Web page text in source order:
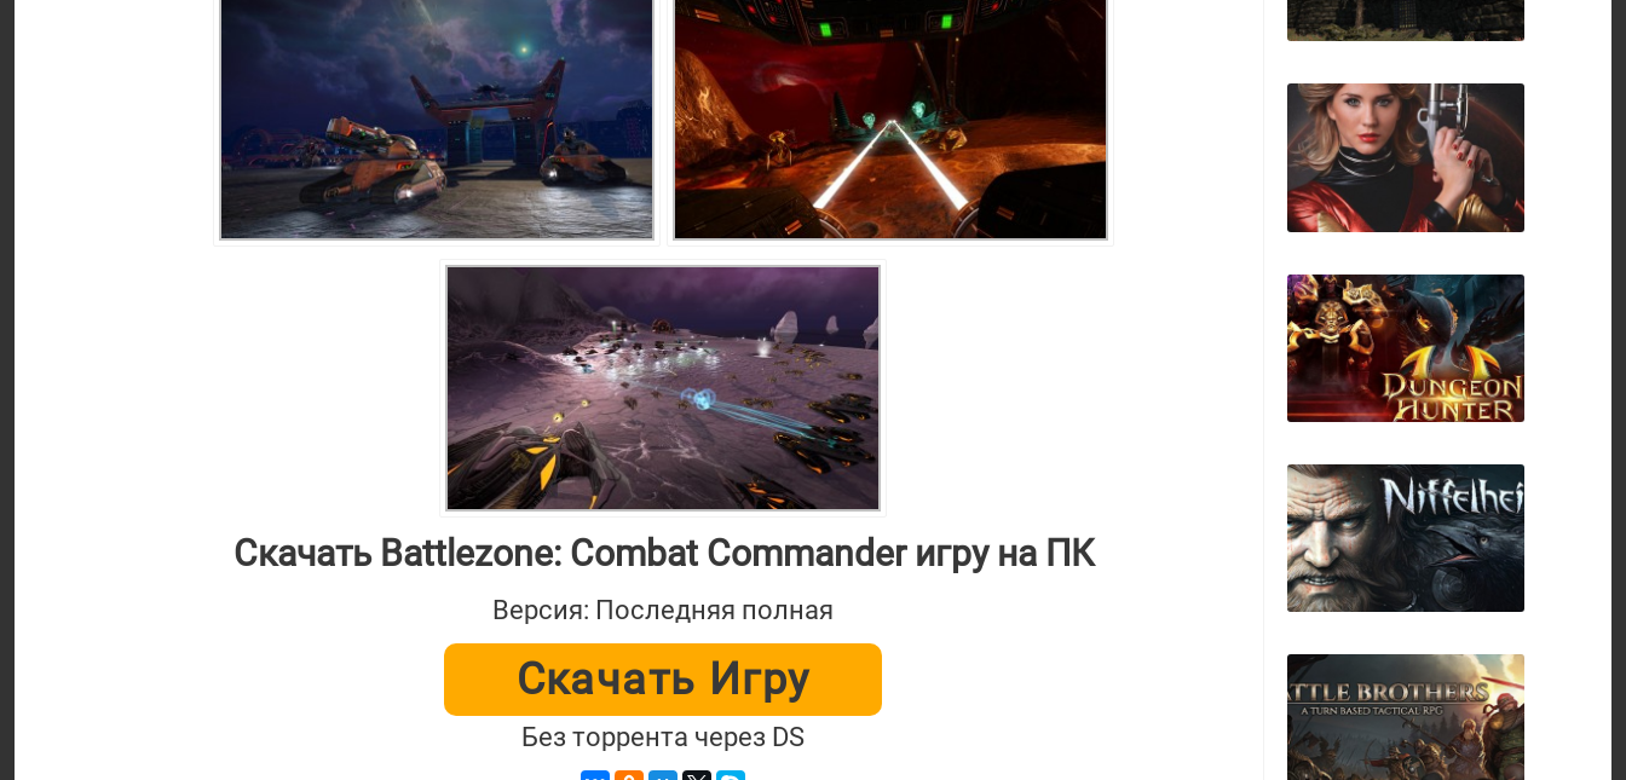
Скачать Battlezone: Combat Commander игру на ПК
Версия: Последняя полная
Скачать Игру
Без торрента через DS
Gemini: Heroes
The Deadly Tower of